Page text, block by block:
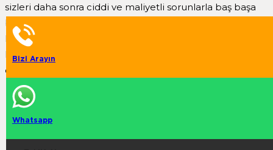
sizleri daha sonra ciddi ve maliyetli sorunlarla baş başa
bırakabilir, FABO makine ailesi farklı modeldeki satılık
konkasör modellerimiz ile siz değerli müşterilerimiz için
her zaman en verimli ve etkin çözümleri geliştirmek için
çalışıyoruz.
Beton Santrali Nasıl Çalışır?
Mobil Konkasör
Konkasör
Bizi Arayın
Whatsapp